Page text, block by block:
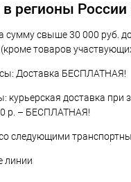
в регионы
сумму свыше 30 000 руб.
товаров
Доставка БЕСПЛАТНАЯ!
курьерская доставка при
р. – БЕСПЛАТНАЯ!
следующими
линии